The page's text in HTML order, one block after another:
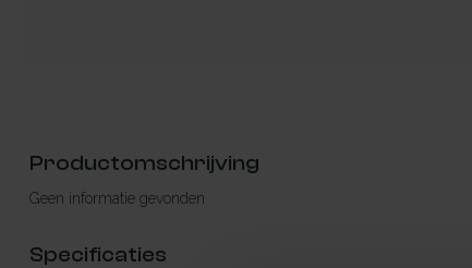
Productomschrijving
Geen informatie gevonden
Specificaties